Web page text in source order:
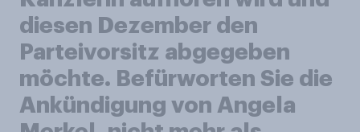
diesen Dezember den
Parteivorsitz abgegeben
möchte. Befürworten Sie die
Ankündigung von Angela